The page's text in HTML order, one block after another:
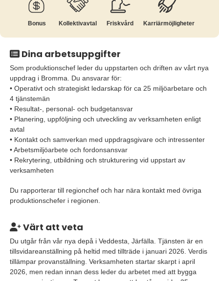
Bonus Kollektiv­avtal Friskvård Karriär­möjligheter
Dina arbetsuppgifter
Som produktionschef leder du uppstarten och driften av vårt nya
uppdrag i Bromma. Du ansvarar för:
• Operativt och strategiskt ledarskap för ca 25 miljöarbetare och
4 tjänstemän
• Resultat-, personal- och budgetansvar
• Planering, uppföljning och utveckling av verksamheten enligt
avtal
• Kontakt och samverkan med uppdragsgivare och intressenter
• Arbetsmiljöarbete och fordonsansvar
• Rekrytering, utbildning och strukturering vid uppstart av
verksamheten
Du rapporterar till regionchef och har nära kontakt med övriga
produktionschefer i regionen.
Värt att veta
Du utgår från vår nya depå i Veddesta, Järfälla. Tjänsten är en
tillsvidareanställning på heltid med tillträde i januari 2026. Verdis
tillämpar provanställning. Verksamheten startar skarpt i april
2026, men redan innan dess leder du arbetet med att bygga